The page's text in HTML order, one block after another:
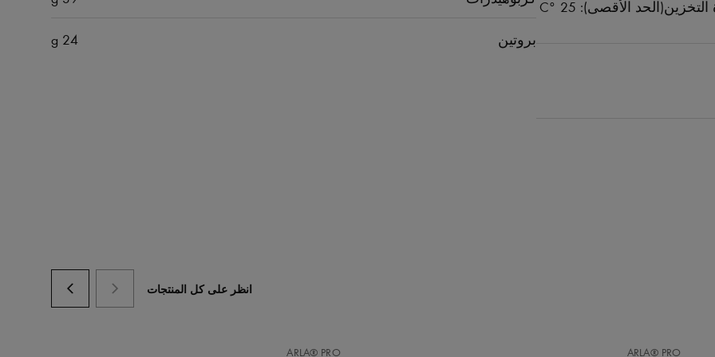
بروتين 24 g
انظر على كل المنتجات
أضف
ARLA® PRO
أضف
ARLA® PRO